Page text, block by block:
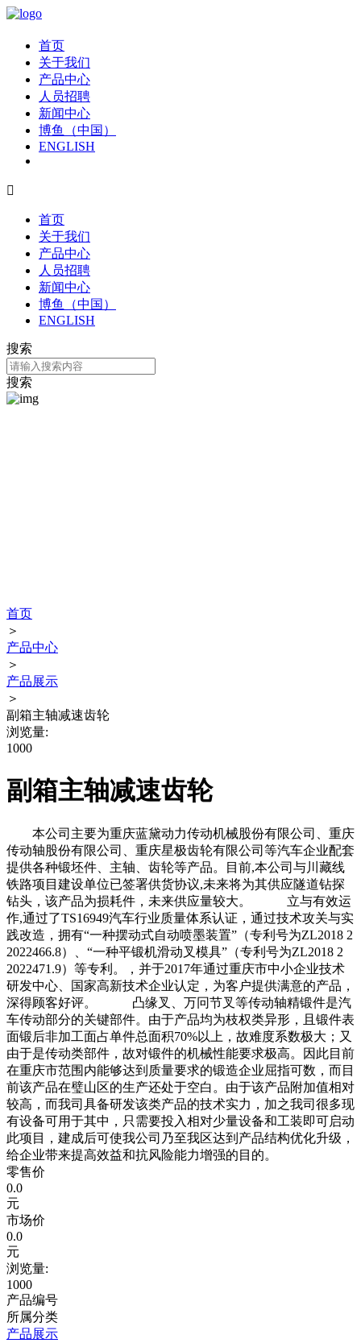
首页
关于我们
产品中心
人员招聘
新闻中心
博鱼（中国）
ENGLISH

首页
关于我们
产品中心
人员招聘
新闻中心
博鱼（中国）
ENGLISH
搜索
搜索
首页
＞
产品中心
＞
产品展示
＞
副箱主轴减速齿轮
浏览量:
1000
副箱主轴减速齿轮
本公司主要为重庆蓝黛动力传动机械股份有限公司、重庆
传动轴股份有限公司、重庆星极齿轮有限公司等汽车企业配套
提供各种锻坯件、主轴、齿轮等产品。目前,本公司与川藏线
铁路项目建设单位已签署供货协议,未来将为其供应隧道钻探
钻头，该产品为损耗件，未来供应量较大。 立与有效运
作,通过了TS16949汽车行业质量体系认证，通过技术攻关与实
践改造，拥有“一种摆动式自动喷墨装置”（专利号为ZL2018 2
2022466.8）、“一种平锻机滑动叉模具”（专利号为ZL2018 2
2022471.9）等专利。，并于2017年通过重庆市中小企业技术
研发中心、国家高新技术企业认定，为客户提供满意的产品，
深得顾客好评。 凸缘叉、万冋节叉等传动轴精锻件是汽
车传动部分的关键部件。由于产品均为枝权类异形，且锻件表
面锻后非加工面占单件总面积70%以上，故难度系数极大；又
由于是传动类部件，故对锻件的机械性能要求极高。因此目前
在重庆市范围内能够达到质量要求的锻造企业屈指可数，而目
前该产品在璧山区的生产还处于空白。由于该产品附加值相对
较高，而我司具备研发该类产品的技术实力，加之我司很多现
有设备可用于其中，只需要投入相对少量设备和工装即可启动
此项目，建成后可使我公司乃至我区达到产品结构优化升级，
给企业带来提高效益和抗风险能力增强的目的。
零售价
0.0
元
市场价
0.0
元
浏览量:
1000
产品编号
所属分类
产品展示